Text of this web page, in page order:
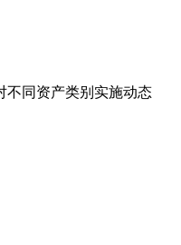
不同资产类别实施动态